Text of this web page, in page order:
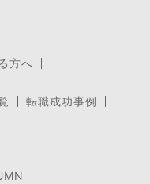
方へ
転職成功事例